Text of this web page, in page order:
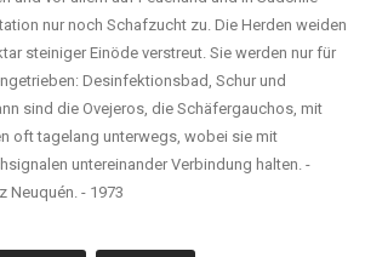
nur noch Schafzucht zu. Die Herden weiden
steiniger Einöde verstreut. Sie werden nur für
Desinfektionsbad, Schur und
sind die Ovejeros, die Schäfergauchos, mit
oft tagelang unterwegs, wobei sie mit
untereinander Verbindung halten. -
Neuquén. - 1973